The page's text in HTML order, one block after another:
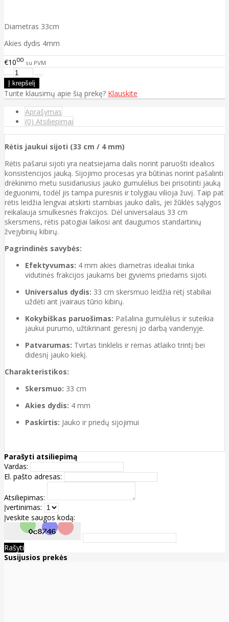
Diametras 33cm
Akies dydis 4mm
€1000 su PVM
Turite klausimų apie šią prekę? Klauskite
Aprašymas
(0) Atsiliepimai
Rėtis jaukui sijoti (33 cm / 4 mm)
Rėtis pašarui sijoti yra neatsiejama dalis norint paruošti idealios
konsistencijos jauką. Sijojimo procesas yra būtinas norint pašalinti
drėkinimo metu susidariusius jauko gumulėlius bei prisotinti jauką
deguonimi, todėl jis tampa puresnis ir tolygiau vilioja žuvį. Taip pat
rėtis leidžia lengvai atskirti stambias jauko dalis, jei žūklės sąlygos
reikalauja smulkesnės frakcijos. Dėl universalaus 33 cm
skersmens, rėtis patogiai laikosi ant daugumos standartinių
žvejybinių kibirų.
Pagrindinės savybės:
Efektyvumas: 4 mm akies diametras idealiai tinka
vidutinės frakcijos jaukams bei gyviems priedams sijoti.
Universalus dydis: 33 cm skersmuo leidžia rėtį stabiliai
uždėti ant įvairaus tūrio kibirų.
Kokybiškas paruošimas: Pašalina gumulėlius ir suteikia
jaukui purumo, užtikrinant geresnį jo darbą vandenyje.
Patvarumas: Tvirtas tinklelis ir rėmas atlaiko trintį bei
didesnį jauko kiekį.
Charakteristikos:
Skersmuo: 33 cm
Akies dydis: 4 mm
Paskirtis: Jauko ir priedų sijojimui
Parašyti atsiliepimą
Vardas:
El. pašto adresas:
Atsiliepimas:
Įvertinimas:
Įveskite saugos kodą:
Rašyti
Susijusios prekės